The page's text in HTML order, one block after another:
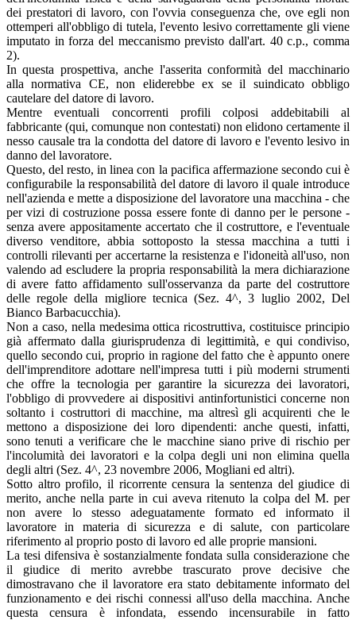
dei prestatori di lavoro, con l'ovvia conseguenza che, ove egli non
ottemperi all'obbligo di tutela, l'evento lesivo correttamente gli viene
imputato in forza del meccanismo previsto dall'art. 40 c.p., comma
2).
In questa prospettiva, anche l'asserita conformità del macchinario
alla normativa CE, non eliderebbe ex se il suindicato obbligo
cautelare del datore di lavoro.
Mentre eventuali concorrenti profili colposi addebitabili al
fabbricante (qui, comunque non contestati) non elidono certamente il
nesso causale tra la condotta del datore di lavoro e l'evento lesivo in
danno del lavoratore.
Questo, del resto, in linea con la pacifica affermazione secondo cui è
configurabile la responsabilità del datore di lavoro il quale introduce
nell'azienda e mette a disposizione del lavoratore una macchina - che
per vizi di costruzione possa essere fonte di danno per le persone -
senza avere appositamente accertato che il costruttore, e l'eventuale
diverso venditore, abbia sottoposto la stessa macchina a tutti i
controlli rilevanti per accertarne la resistenza e l'idoneità all'uso, non
valendo ad escludere la propria responsabilità la mera dichiarazione
di avere fatto affidamento sull'osservanza da parte del costruttore
delle regole della migliore tecnica (Sez. 4^, 3 luglio 2002, Del
Bianco Barbacucchia).
Non a caso, nella medesima ottica ricostruttiva, costituisce principio
già affermato dalla giurisprudenza di legittimità, e qui condiviso,
quello secondo cui, proprio in ragione del fatto che è appunto onere
dell'imprenditore adottare nell'impresa tutti i più moderni strumenti
che offre la tecnologia per garantire la sicurezza dei lavoratori,
l'obbligo di provvedere ai dispositivi antinfortunistici concerne non
soltanto i costruttori di macchine, ma altresì gli acquirenti che le
mettono a disposizione dei loro dipendenti: anche questi, infatti,
sono tenuti a verificare che le macchine siano prive di rischio per
l'incolumità dei lavoratori e la colpa degli uni non elimina quella
degli altri (Sez. 4^, 23 novembre 2006, Mogliani ed altri).
Sotto altro profilo, il ricorrente censura la sentenza del giudice di
merito, anche nella parte in cui aveva ritenuto la colpa del M. per
non avere lo stesso adeguatamente formato ed informato il
lavoratore in materia di sicurezza e di salute, con particolare
riferimento al proprio posto di lavoro ed alle proprie mansioni.
La tesi difensiva è sostanzialmente fondata sulla considerazione che
il giudice di merito avrebbe trascurato prove decisive che
dimostravano che il lavoratore era stato debitamente informato del
funzionamento e dei rischi connessi all'uso della macchina. Anche
questa censura è infondata, essendo incensurabile in fatto